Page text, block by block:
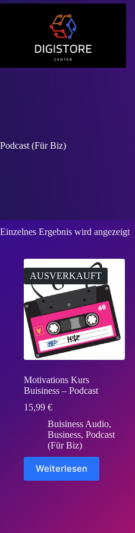
Zum
Podcast (Für Biz)
Einzelnes Ergebnis wird angezeigt
AUSVERKAUFT
Motivations Kurs
Buisiness – Podcast
15,99 €
Buisiness Audio,
Business, Podcast
(Für Biz)
Weiterlesen